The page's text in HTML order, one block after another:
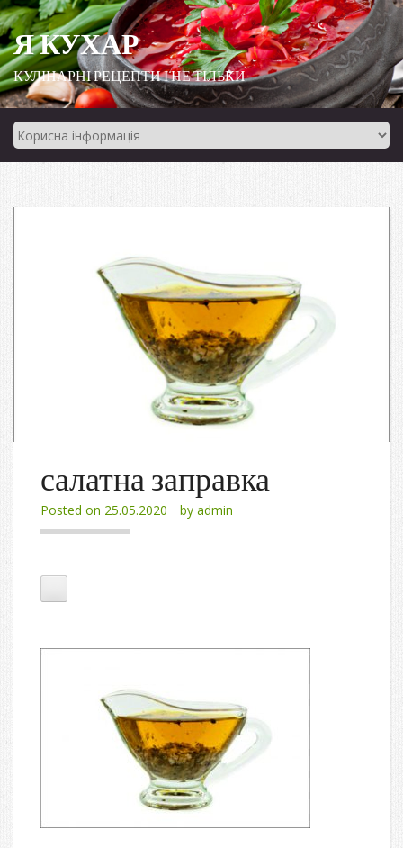
Я КУХАР
КУЛІНАРНІ РЕЦЕПТИ І НЕ ТІЛЬКИ
салатна заправка
Posted on 25.05.2020 by admin